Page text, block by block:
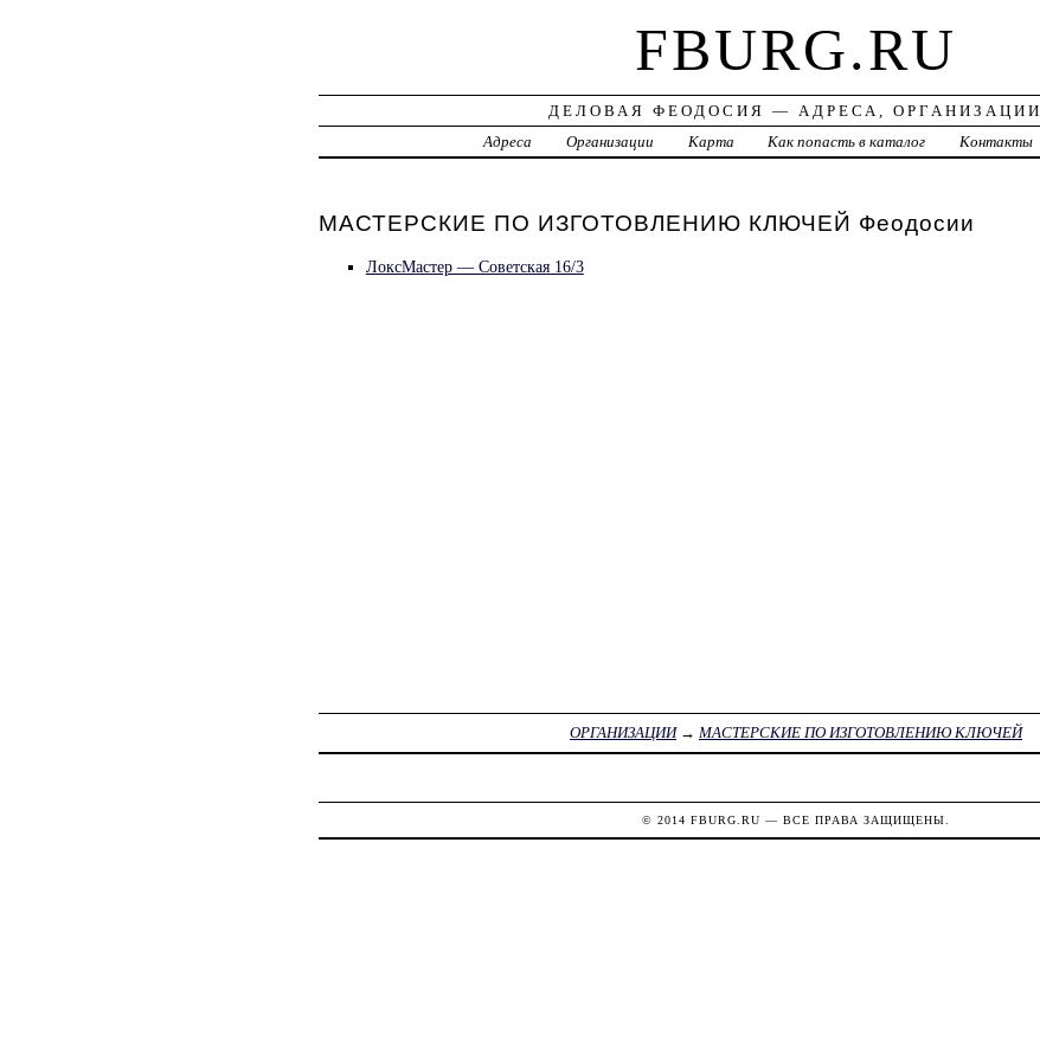
FBURG.RU
ДЕЛОВАЯ ФЕОДОСИЯ — АДРЕСА, ОРГАНИЗАЦИИ
Адреса
Организации Карта Как попасть в каталог Контакты
МАСТЕРСКИЕ ПО ИЗГОТОВЛЕНИЮ КЛЮЧЕЙ Феодосии
ЛоксМастер — Советская 16/3
ОРГАНИЗАЦИИ→ МАСТЕРСКИЕ ПО ИЗГОТОВЛЕНИЮ КЛЮЧЕЙ
© 2014 FBURG.RU — ВСЕ ПРАВА ЗАЩИЩЕНЫ.